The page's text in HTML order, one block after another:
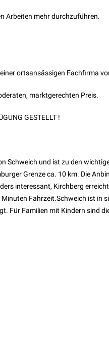
Arbeiten mehr durchzuführen.
ortsansässigen Fachfirma
marktgerechten Preis.
GESTELLT !
Schweich und ist zu den
Grenze ca. 10 km. Die
interessant, Kirchberg
Fahrzeit.Schweich ist in
Für Familien mit Kindern sind